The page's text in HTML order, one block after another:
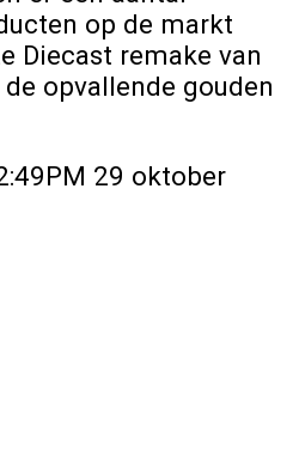
op de markt
Diecast remake van
opvallende gouden
29 oktober